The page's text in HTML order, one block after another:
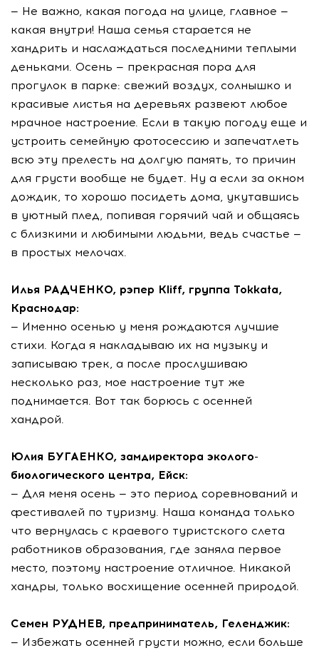
— Не важно, какая погода на улице, главное —
какая внутри! Наша семья старается не
хандрить и наслаждаться последними теплыми
деньками. Осень — прекрасная пора для
прогулок в парке: свежий воздух, солнышко и
красивые листья на деревьях развеют любое
мрачное настроение. Если в такую погоду еще и
устроить семейную фотосессию и запечатлеть
всю эту прелесть на долгую память, то причин
для грусти вообще не будет. Ну а если за окном
дождик, то хорошо посидеть дома, укутавшись
в уютный плед, попивая горячий чай и общаясь
с близкими и любимыми людьми, ведь счастье —
в простых мелочах.
Илья РАДЧЕНКО, рэпер Kliff, группа Tokkata,
Краснодар:
— Именно осенью у меня рождаются лучшие
стихи. Когда я накладываю их на музыку и
записываю трек, а после прослушиваю
несколько раз, мое настроение тут же
поднимается. Вот так борюсь с осенней
хандрой.
Юлия БУГАЕНКО, замдиректора эколого-
биологического центра, Ейск:
— Для меня осень — это период соревнований и
фестивалей по туризму. Наша команда только
что вернулась с краевого туристского слета
работников образования, где заняла первое
место, поэтому настроение отличное. Никакой
хандры, только восхищение осенней природой.
Семен РУДНЕВ, предприниматель, Геленджик:
— Избежать осенней грусти можно, если больше